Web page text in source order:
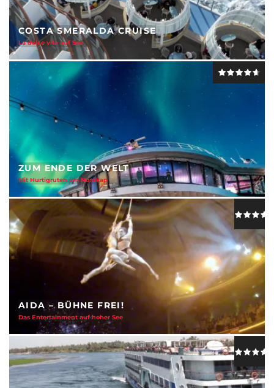
COSTA SMERALDA CRUISE
La dolce vita auf See
ZUM ENDE DER WELT
Mit Hurtigruten am Nordkap
AIDA – BÜHNE FREI!
Das Entertainment auf hoher See